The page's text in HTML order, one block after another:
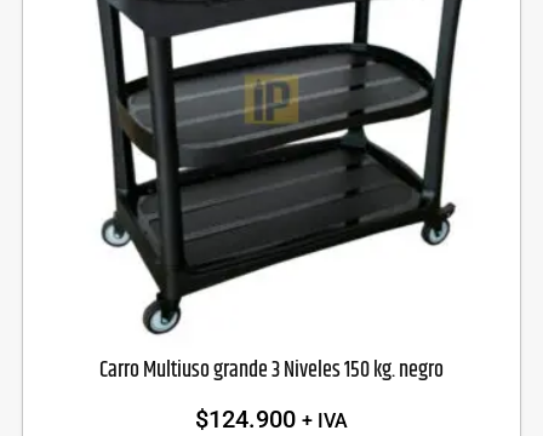
Carro Multiuso grande 3 Niveles 150 kg. negro
$124.900 + IVA